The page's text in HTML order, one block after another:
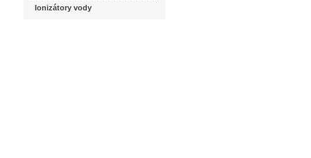
Ionizátory vody